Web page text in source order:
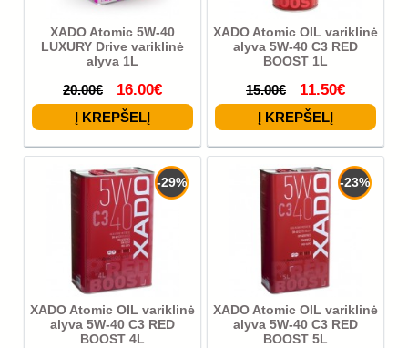
XADO Atomic 5W-40
LUXURY Drive variklinė
alyva 1L
20.00€ 16.00€
XADO Atomic OIL variklinė
alyva 5W-40 C3 RED
BOOST 1L
15.00€ 11.50€
-29%
XADO Atomic OIL variklinė
alyva 5W-40 C3 RED
BOOST 4L
-23%
XADO Atomic OIL variklinė
alyva 5W-40 C3 RED
BOOST 5L